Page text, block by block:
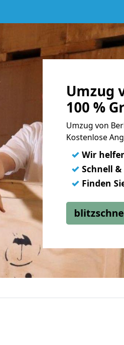
Umzug
100 %
Umzug von
Kostenlose
✓ Wir
✓ Schnell
✓ Finden